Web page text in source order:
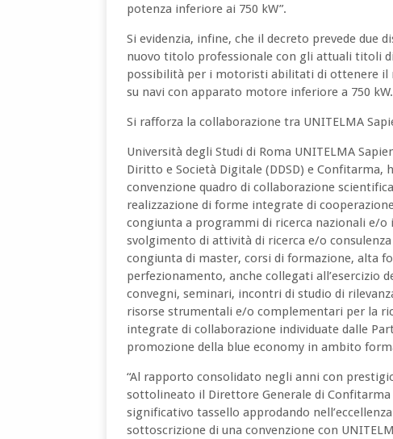
potenza inferiore ai 750 kW”.
Si evidenzia, infine, che il decreto prevede due
nuovo titolo professionale con gli attuali titoli
possibilità per i motoristi abilitati di ottenere il
su navi con apparato motore inferiore a 750 kW.
Si rafforza la collaborazione tra UNITELMA
Università degli Studi di Roma UNITELMA
Diritto e Società Digitale (DDSD) e
convenzione quadro di collaborazione
realizzazione di forme integrate di
congiunta a programmi di ricerca nazionali e/
svolgimento di attività di ricerca e/o
congiunta di master, corsi di formazione, alta
perfezionamento, anche collegati all’esercizio
convegni, seminari, incontri di studio di
risorse strumentali e/o complementari per la
integrate di collaborazione individuate dalle
promozione della blue economy in ambito
“Al rapporto consolidato negli anni con
sottolineato il Direttore Generale di Confitarma
significativo tassello approdando
sottoscrizione di una convenzione con